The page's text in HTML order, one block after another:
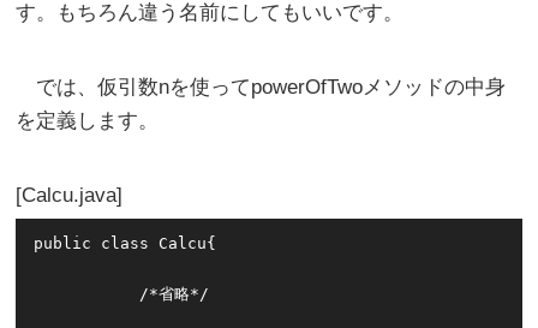
す。もちろん違う名前にしてもいいです。
では、仮引数nを使ってpowerOfTwoメソッドの中身
を定義します。
Calcu.java
public class Calcu{
           /*省略*/